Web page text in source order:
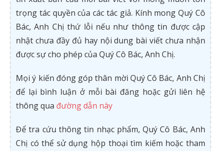
trọng tác quyền của các tác giả. Kính mong Quý Cô
Bác, Anh Chị thứ lỗi nếu như thông tin được cập
nhật chưa đầy đủ hay nội dung bài viết chưa nhận
được sự cho phép của Quý Cô Bác, Anh Chị.
Mọi ý kiến đóng góp thân mời Quý Cô Bác, Anh Chị
để lại bình luận ở mỗi bài đăng hoặc gửi liên hệ
thông qua đường dẫn này
Để tra cứu thông tin nhạc phẩm, Quý Cô Bác, Anh
Chị có thể sử dụng hộp thoại tìm kiếm hoặc tham